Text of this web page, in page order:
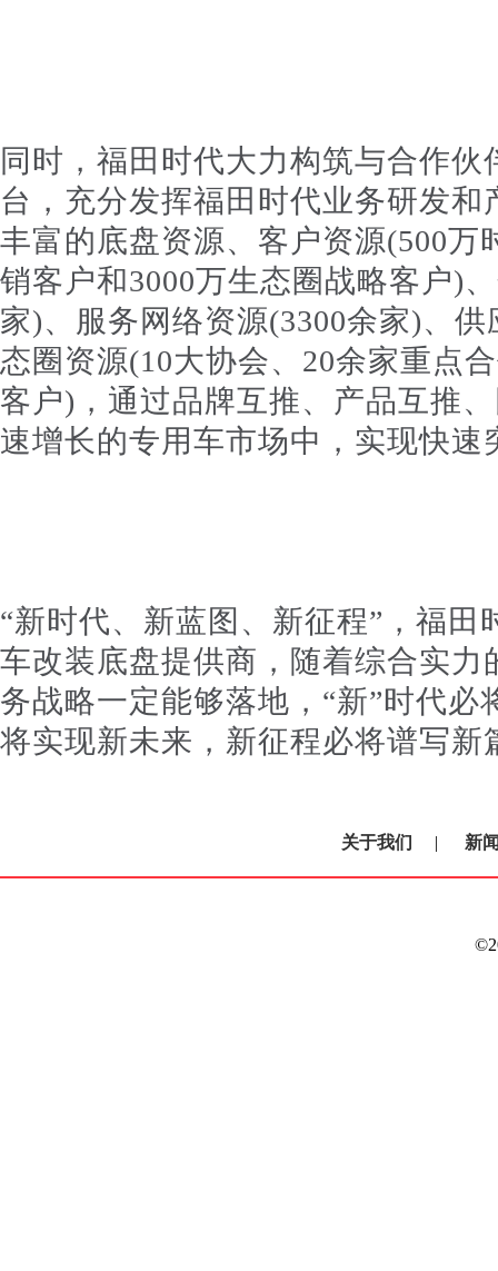
同时，福田时代大力构筑与合作
台，充分发挥福田时代业务研发
丰富的底盘资源、客户资源(500万
销客户和3000万生态圈战略客户)
家)、服务网络资源(3300余家)、
态圈资源(10大协会、20余家重点
客户)，通过品牌互推、产品互推
速增长的专用车市场中，实现快速
“新时代、新蓝图、新征程”，福
车改装底盘提供商，随着综合实力
务战略一定能够落地，“新”时代
将实现新未来，新征程必将谱写新
关于我们 | 新